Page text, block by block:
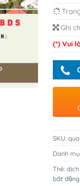
Ghi
(*) Vui
SKU:
Danh
Thẻ:
bất